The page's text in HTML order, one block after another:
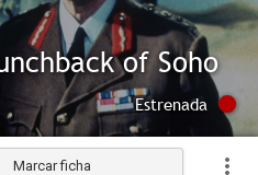
of Soho
Estrenada
Marcar ficha